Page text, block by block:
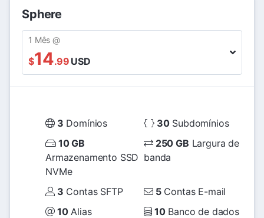
Sphere
1 Mês @
$14.99 USD
3 Domínios 30Subdomínios
10 GB
Armazenamento SSD
NVMe
250 GB Largura de
banda
3 Contas SFTP 5Contas E-mail
10Alias 10Banco de dados